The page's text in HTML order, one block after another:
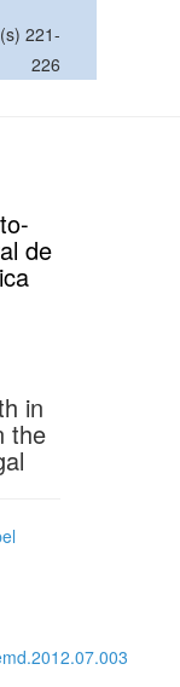
221-
226
de
in
the